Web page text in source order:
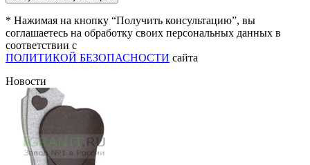
* Нажимая на кнопку “Получить консультацию”, вы
соглашаетесь на обработку своих персональных данных в
соответствии с
ПОЛИТИКОЙ БЕЗОПАСНОСТИ сайта
Новости